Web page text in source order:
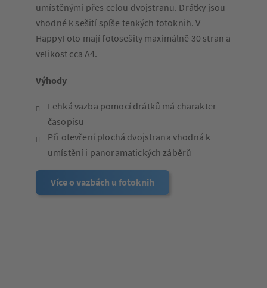
umístěnými přes celou dvojstranu. Drátky jsou
vhodné k sešití spíše tenkých fotoknih. V
HappyFoto mají fotosešity maximálně 30 stran a
velikost cca A4.
Výhody
Lehká vazba pomocí drátků má charakter
časopisu
Při otevření plochá dvojstrana vhodná k
umístění i panoramatických záběrů
Více o vazbách u fotoknih